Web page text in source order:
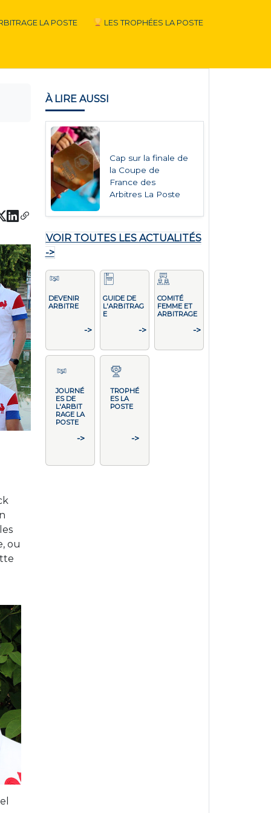
LA POSTE LES TROPHÉES LA POSTE
ou
À LIRE AUSSI
Cap sur la finale de
la Coupe de
France des
Arbitres La Poste
VOIR TOUTES LES ACTUALITÉS
->
DEVENIR
ARBITRE
->
GUIDE DE
L'ARBITRAG
E
->
COMITÉ
FEMME ET
ARBITRAGE
->
JOURNÉ
ES DE
L'ARBIT
RAGE LA
POSTE
->
TROPHÉ
ES LA
POSTE
->